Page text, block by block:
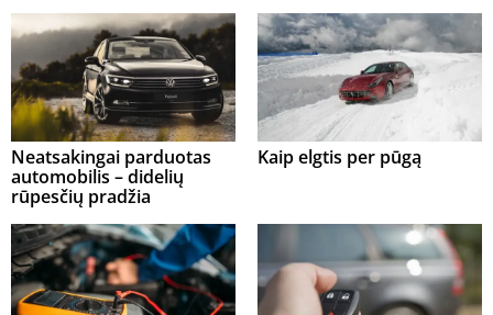
Neatsakingai parduotas
automobilis – didelių
rūpesčių pradžia
Kaip elgtis per pūgą